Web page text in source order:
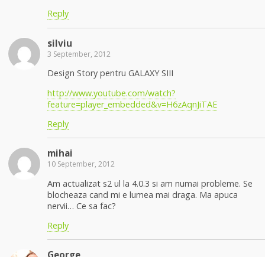
Reply
silviu
3 September, 2012
Design Story pentru GALAXY SIII
http://www.youtube.com/watch?
feature=player_embedded&v=H6zAqnJiTAE
Reply
mihai
10 September, 2012
Am actualizat s2 ul la 4.0.3 si am numai probleme. Se
blocheaza cand mi e lumea mai draga. Ma apuca
nervii… Ce sa fac?
Reply